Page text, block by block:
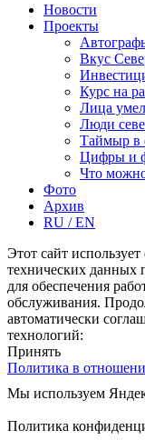
Новости
Проекты
Вкус
Курс на
Лица
Люди
Таймыр в
Цифры и
Что
Фото
Архив
RU / EN
Этот сайт
технических данных
для обеспечения
обслуживания.
автоматически
технологий:
Принять
Политика в
Мы используем
Политика